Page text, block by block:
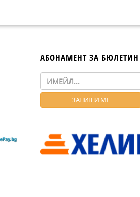
АБОНАМЕНТ ЗА БЮЛЕТИН